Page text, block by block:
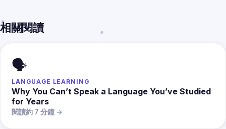
相關閱讀
🗣️
LANGUAGE LEARNING
Why You Can’t Speak a Language You’ve Studied
for Years
閱讀約 7 分鐘 →